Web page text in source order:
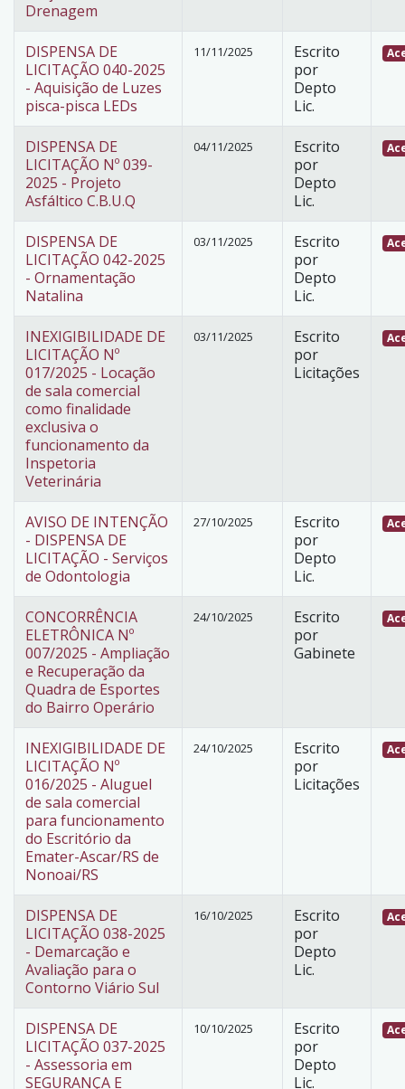
Drenagem
DISPENSA DE
LICITAÇÃO 040-2025
- Aquisição de Luzes
pisca-pisca LEDs
11/11/2025
Escrito
por
Depto
Lic.
DISPENSA DE
LICITAÇÃO Nº 039-
2025 - Projeto
Asfáltico C.B.U.Q
04/11/2025
Escrito
por
Depto
Lic.
DISPENSA DE
LICITAÇÃO 042-2025
- Ornamentação
Natalina
03/11/2025
Escrito
por
Depto
Lic.
INEXIGIBILIDADE DE
LICITAÇÃO Nº
017/2025 - Locação
de sala comercial
como finalidade
exclusiva o
funcionamento da
Inspetoria
Veterinária
03/11/2025
Escrito
por
Licitações
AVISO DE INTENÇÃO
- DISPENSA DE
LICITAÇÃO - Serviços
de Odontologia
27/10/2025
Escrito
por
Depto
Lic.
CONCORRÊNCIA
ELETRÔNICA Nº
007/2025 - Ampliação
e Recuperação da
Quadra de Esportes
do Bairro Operário
24/10/2025
Escrito
por
Gabinete
INEXIGIBILIDADE DE
LICITAÇÃO Nº
016/2025 - Aluguel
de sala comercial
para funcionamento
do Escritório da
Emater-Ascar/RS de
Nonoai/RS
24/10/2025
Escrito
por
Licitações
DISPENSA DE
LICITAÇÃO 038-2025
- Demarcação e
Avaliação para o
Contorno Viário Sul
16/10/2025
Escrito
por
Depto
Lic.
DISPENSA DE
LICITAÇÃO 037-2025
- Assessoria em
SEGURANÇA E
10/10/2025
Escrito
por
Depto
Lic.